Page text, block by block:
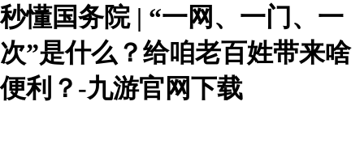
秒懂国务院 | “一网、一门、一
次”是什么？给咱老百姓带来啥
便利？-九游官网下载